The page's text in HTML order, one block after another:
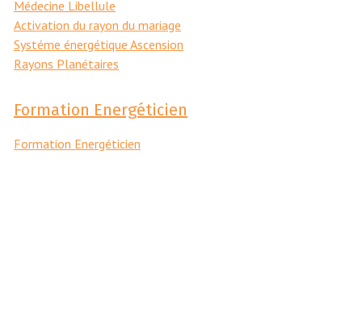
Médecine Libellule
Activation du rayon du mariage
Systéme énergétique Ascension
Rayons Planétaires
Formation Energéticien
Formation Energéticien